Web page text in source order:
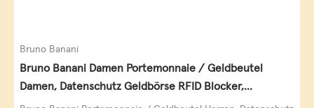
Bruno Banani
Bruno Banani Damen Portemonnaie / Geldbeutel
Damen, Datenschutz Geldbörse RFID Blocker,
Querformat, echt Leder, taupe